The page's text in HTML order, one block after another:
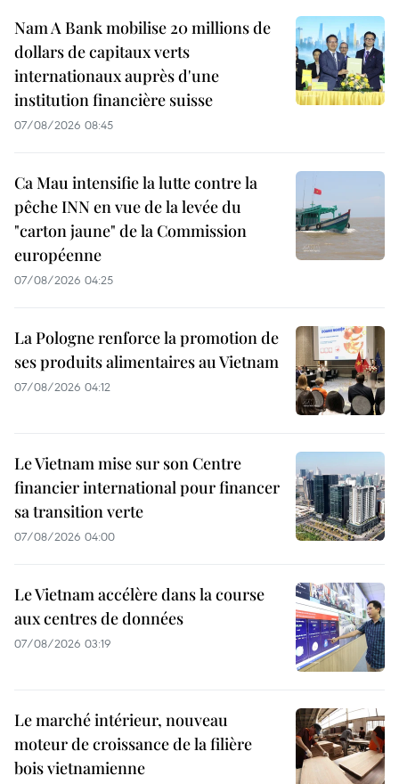
Nam A Bank mobilise 20 millions de
dollars de capitaux verts
internationaux auprès d'une
institution financière suisse
07/08/2026 08:45
Ca Mau intensifie la lutte contre la
pêche INN en vue de la levée du
"carton jaune" de la Commission
européenne
07/08/2026 04:25
La Pologne renforce la promotion de
ses produits alimentaires au Vietnam
07/08/2026 04:12
Le Vietnam mise sur son Centre
financier international pour financer
sa transition verte
07/08/2026 04:00
Le Vietnam accélère dans la course
aux centres de données
07/08/2026 03:19
Le marché intérieur, nouveau
moteur de croissance de la filière
bois vietnamienne